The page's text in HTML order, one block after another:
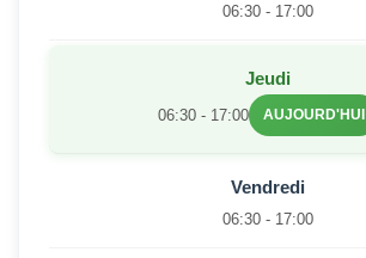
06:30 - 17:00
Jeudi
06:30 - 17:00 AUJOURD'HUI
Vendredi
06:30 - 17:00